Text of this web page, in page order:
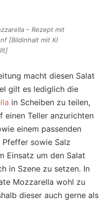
– Rezept mit
[Bildinhalt mit KI
macht diesen Salat
gilt es lediglich die
in Scheiben zu teilen,
einen Teller anzurichten
einem passenden
sowie Salz
Einsatz um den Salat
in Szene zu setzen. In
Mozzarella wohl zu
dieser auch gerne als